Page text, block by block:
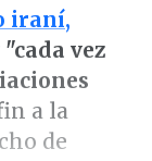
iraní,
vez
a la
de